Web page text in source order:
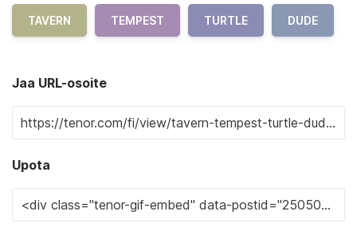
TAVERN TEMPEST TURTLE DUDE
Jaa URL-osoite
Upota